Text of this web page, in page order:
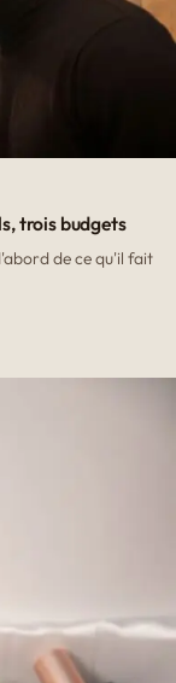
trois budgets
de ce qu'il fait